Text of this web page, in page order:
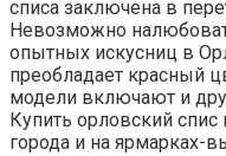
списа заключена в
Невозможно
опытных искусниц в
преобладает красный
модели включают и
Купить орловский
города и на ярмарках-